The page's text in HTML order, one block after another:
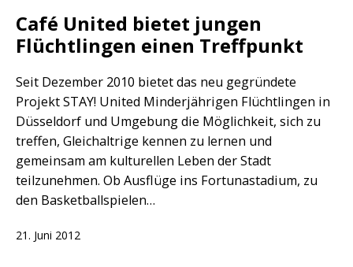
Café United bietet jungen
Flüchtlingen einen Treffpunkt
Seit Dezember 2010 bietet das neu gegründete
Projekt STAY! United Minderjährigen Flüchtlingen in
Düsseldorf und Umgebung die Möglichkeit, sich zu
treffen, Gleichaltrige kennen zu lernen und
gemeinsam am kulturellen Leben der Stadt
teilzunehmen. Ob Ausflüge ins Fortunastadium, zu
den Basketballspielen…
Veröffentlicht
21. Juni 2012